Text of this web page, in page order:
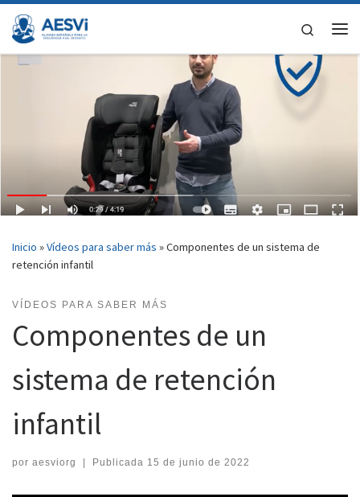
Saltar al contenido
Search
Inicio »Vídeos para saber más »Componentes de un sistema de
retención infantil
VÍDEOS PARA SABER MÁS
Componentes de un
sistema de retención
infantil
por aesviorg | Publicada 15 de junio de 2022